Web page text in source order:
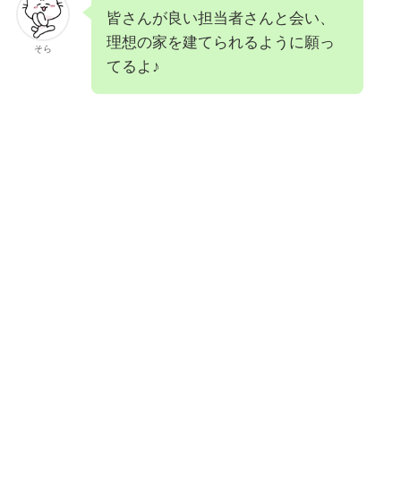
そら
皆さんが良い担当者さんと会い、
理想の家を建てられるように願っ
てるよ♪